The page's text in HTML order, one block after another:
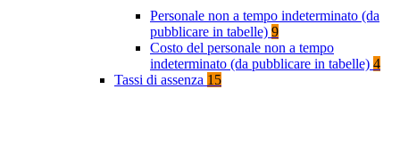
Personale non a tempo indeterminato (da
pubblicare in tabelle) 9
Costo del personale non a tempo
indeterminato (da pubblicare in tabelle) 4
Tassi di assenza 15